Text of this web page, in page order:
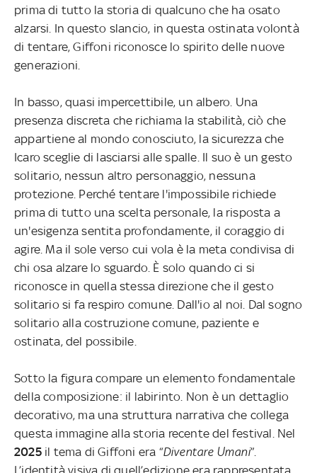
prima di tutto la storia di qualcuno che ha osato
alzarsi. In questo slancio, in questa ostinata volontà
di tentare, Giffoni riconosce lo spirito delle nuove
generazioni.
In basso, quasi impercettibile, un albero. Una
presenza discreta che richiama la stabilità, ciò che
appartiene al mondo conosciuto, la sicurezza che
Icaro sceglie di lasciarsi alle spalle. Il suo è un gesto
solitario, nessun altro personaggio, nessuna
protezione. Perché tentare l'impossibile richiede
prima di tutto una scelta personale, la risposta a
un'esigenza sentita profondamente, il coraggio di
agire. Ma il sole verso cui vola è la meta condivisa di
chi osa alzare lo sguardo. È solo quando ci si
riconosce in quella stessa direzione che il gesto
solitario si fa respiro comune. Dall'io al noi. Dal sogno
solitario alla costruzione comune, paziente e
ostinata, del possibile.
Sotto la figura compare un elemento fondamentale
della composizione: il labirinto. Non è un dettaglio
decorativo, ma una struttura narrativa che collega
questa immagine alla storia recente del festival. Nel
2025il tema di Giffoni era “Diventare Umani”.